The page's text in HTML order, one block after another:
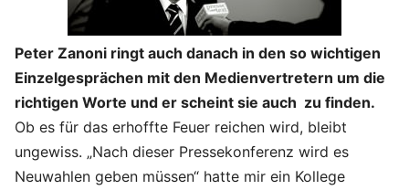
Peter Zanoni ringt auch danach in den so wichtigen
Einzelgesprächen mit den Medienvertretern um die
richtigen Worte und er scheint sie auch zu finden.
Ob es für das erhoffte Feuer reichen wird, bleibt
ungewiss. „Nach dieser Pressekonferenz wird es
Neuwahlen geben müssen“ hatte mir ein Kollege